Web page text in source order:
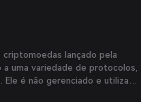
criptomoedas lançado pela
uma variedade de protocolos,
Ele é não gerenciado e utiliza
centrada em contas